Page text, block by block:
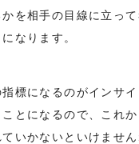
を相手の目線に立っ
なります。
標になるのがインサ
ことになるので、これ
いかないといけません